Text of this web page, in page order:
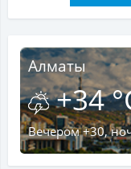
Алматы
+34
Вечером +30,